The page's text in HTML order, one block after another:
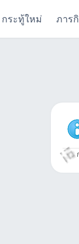
กระทู้ใหม่ ภาร